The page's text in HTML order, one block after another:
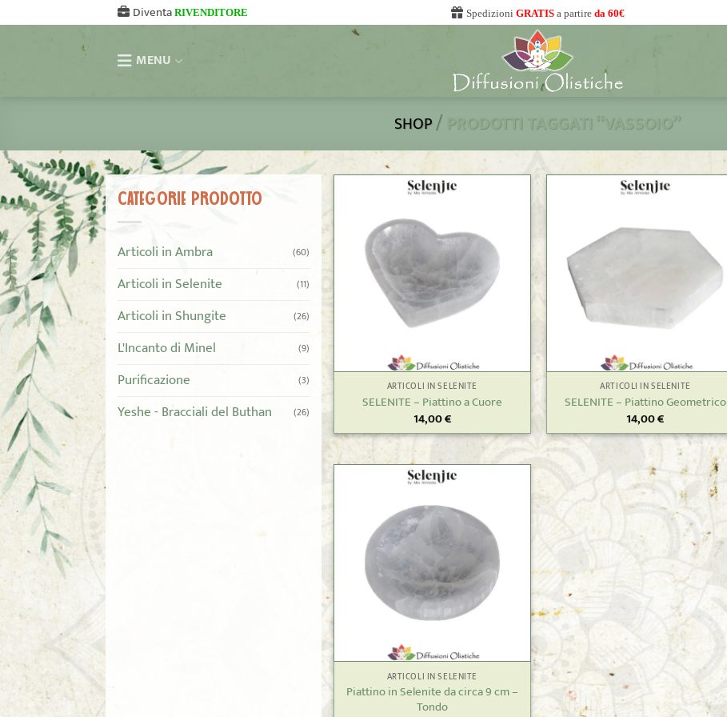
ai
Diventa RIVENDITORE Spedizioni GRATIS a partire da 60€
MENU
SHOP/ PRODOTTI TAGGATI “VASSOIO”
CATEGORIE PRODOTTO
Articoli in Ambra (60)
Articoli in Selenite (11)
Articoli in Shungite (26)
L'Incanto di Minel (9)
Purificazione (3)
Yeshe - Bracciali del Buthan (26)
ARTICOLI IN SELENITE
SELENITE – Piattino a Cuore
14,00€
ARTICOLI IN SELENITE
SELENITE – Piattino Geometrico
14,00€
ARTICOLI IN SELENITE
Piattino in Selenite da circa 9 cm –
Tondo